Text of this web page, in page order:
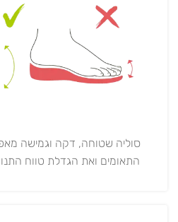
סוליה שטוחה, דקה וגמישה
התאומים ואת הגדלת טווח